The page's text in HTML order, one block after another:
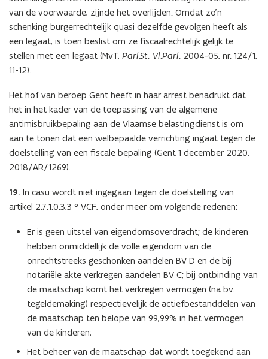
van de voorwaarde, zijnde het overlijden. Omdat zo’n
schenking burgerrechtelijk quasi dezelfde gevolgen heeft als
een legaat, is toen beslist om ze fiscaalrechtelijk gelijk te
stellen met een legaat (MvT, Parl.St. Vl.Parl. 2004-05, nr. 124/1,
11-12).
Het hof van beroep Gent heeft in haar arrest benadrukt dat
het in het kader van de toepassing van de algemene
antimisbruikbepaling aan de Vlaamse belastingdienst is om
aan te tonen dat een welbepaalde verrichting ingaat tegen de
doelstelling van een fiscale bepaling (Gent 1 december 2020,
2018/AR/1269).
19. In casu wordt niet ingegaan tegen de doelstelling van
artikel 2.7.1.0.3,3 ° VCF, onder meer om volgende redenen:
Er is geen uitstel van eigendomsoverdracht; de kinderen
hebben onmiddellijk de volle eigendom van de
onrechtstreeks geschonken aandelen BV D en de bij
notariële akte verkregen aandelen BV C; bij ontbinding van
de maatschap komt het verkregen vermogen (na bv.
tegeldemaking) respectievelijk de actiefbestanddelen van
de maatschap ten belope van 99,99% in het vermogen
van de kinderen;
Het beheer van de maatschap dat wordt toegekend aan